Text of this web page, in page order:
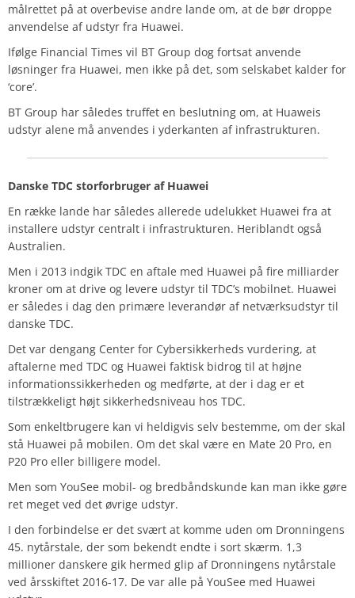
målrettet på at overbevise andre lande om, at de bør droppe
anvendelse af udstyr fra Huawei.
Ifølge Financial Times vil BT Group dog fortsat anvende
løsninger fra Huawei, men ikke på det, som selskabet kalder for
‘core’.
BT Group har således truffet en beslutning om, at Huaweis
udstyr alene må anvendes i yderkanten af infrastrukturen.
Danske TDC storforbruger af Huawei
En række lande har således allerede udelukket Huawei fra at
installere udstyr centralt i infrastrukturen. Heriblandt også
Australien.
Men i 2013 indgik TDC en aftale med Huawei på fire milliarder
kroner om at drive og levere udstyr til TDC’s mobilnet. Huawei
er således i dag den primære leverandør af netværksudstyr til
danske TDC.
Det var dengang Center for Cybersikkerheds vurdering, at
aftalerne med TDC og Huawei faktisk bidrog til at højne
informationssikkerheden og medførte, at der i dag er et
tilstrækkeligt højt sikkerhedsniveau hos TDC.
Som enkeltbrugere kan vi heldigvis selv bestemme, om der skal
stå Huawei på mobilen. Om det skal være en Mate 20 Pro, en
P20 Pro eller billigere model.
Men som YouSee mobil- og bredbåndskunde kan man ikke gøre
ret meget ved det øvrige udstyr.
I den forbindelse er det svært at komme uden om Dronningens
45. nytårstale, der som bekendt endte i sort skærm. 1,3
millioner danskere gik hermed glip af Dronningens nytårstale
ved årsskiftet 2016-17. De var alle på YouSee med Huawei